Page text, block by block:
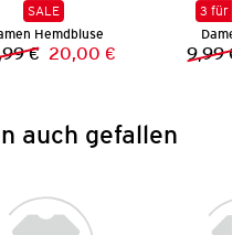
SALE
Hemdbluse
Vorheriger Preis:
€ Neuer Preis:
20,00 €
3 für 2
9,99 €
auch gefallen